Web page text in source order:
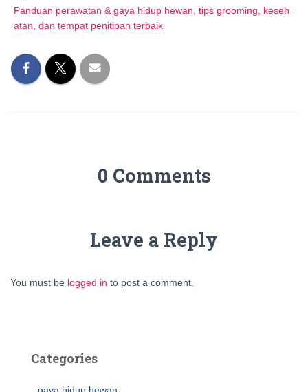
Panduan perawatan & gaya hidup hewan, tips grooming, keseh
atan, dan tempat penitipan terbaik
0 Comments
Leave a Reply
You must be logged in to post a comment.
Categories